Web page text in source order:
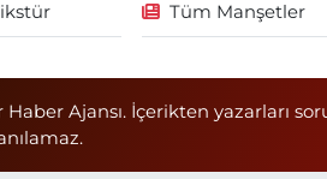
Tüm Manşetler
Ajansı. İçerikten yazarları